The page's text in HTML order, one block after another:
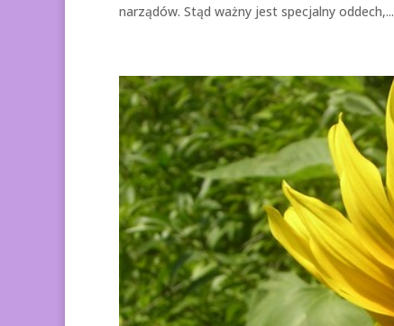
narządów. Stąd ważny jest specjalny oddech,...